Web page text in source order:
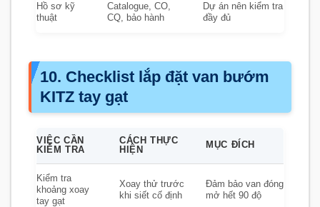
Hồ sơ kỹ
thuật
Catalogue, CO,
CQ, bảo hành
Dự án nên kiểm tra
đầy đủ
10. Checklist lắp đặt van bướm
KITZ tay gạt
VIỆC CẦN
KIỂM TRA
CÁCH THỰC
HIỆN
MỤC ĐÍCH
Kiểm tra
khoảng xoay
tay gạt
Xoay thử trước
khi siết cố định
Đảm bảo van đóng
mở hết 90 độ